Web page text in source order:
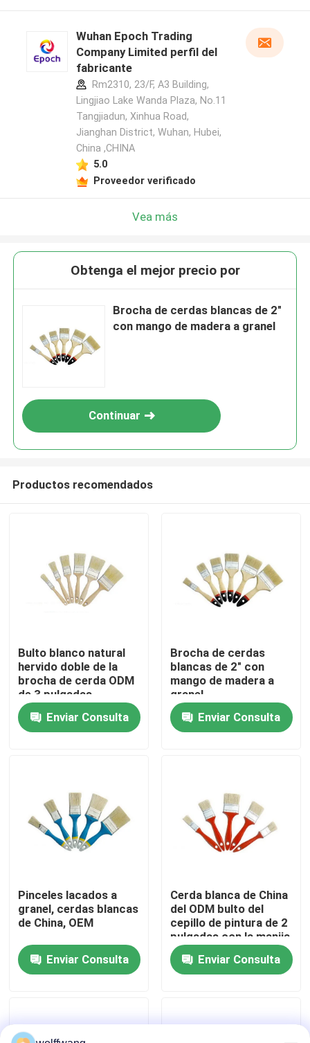
Productos
Sobre nosotros
Control de Calidad
noticias
Todos los casos
Cepillo de filamentos sintéticos
Wuhan Epoch Trading
Company Limited perfil del
fabricante
Rm2310, 23/F, A3 Building,
Lingjiao Lake Wanda Plaza, No.11
Tangjiadun, Xinhua Road,
Jianghan District, Wuhan, Hubei,
China ,CHINA
5.0
Proveedor verificado
Vea más
Obtenga el mejor precio por
Brocha de cerdas blancas de 2"
con mango de madera a granel
Continuar
Productos recomendados
Bulto blanco natural
hervido doble de la
brocha de cerda ODM
de 3 pulgadas
Enviar Consulta
Brocha de cerdas
blancas de 2" con
mango de madera a
granel
Enviar Consulta
Pinceles lacados a
granel, cerdas blancas
de China, OEM
Enviar Consulta
Cerda blanca de China
del ODM bulto del
cepillo de pintura de 2
pulgadas con la manija
plástica
Enviar Consulta